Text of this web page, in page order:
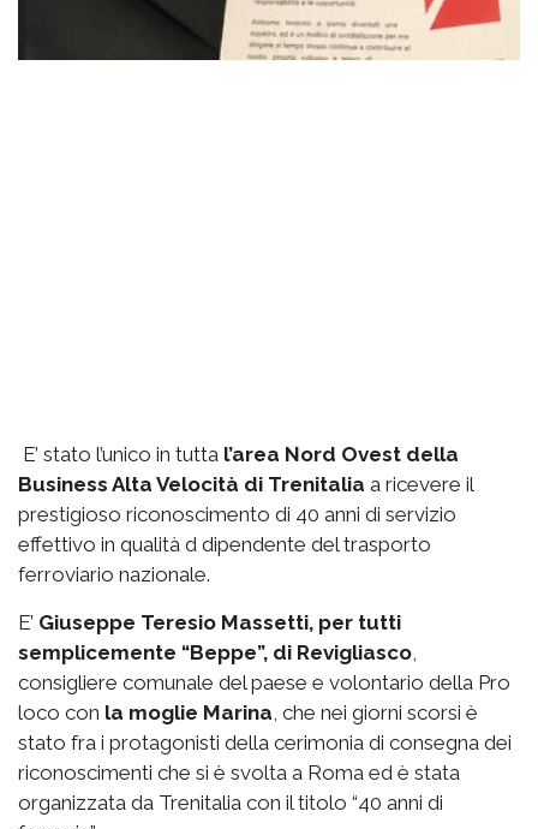
E’ stato l’unico in tutta l’area Nord Ovest della
Business Alta Velocità di Trenitalia a ricevere il
prestigioso riconoscimento di 40 anni di servizio
effettivo in qualità d dipendente del trasporto
ferroviario nazionale.
E’ Giuseppe Teresio Massetti, per tutti
semplicemente “Beppe”, di Revigliasco,
consigliere comunale del paese e volontario della Pro
loco con la moglie Marina, che nei giorni scorsi è
stato fra i protagonisti della cerimonia di consegna dei
riconoscimenti che si è svolta a Roma ed è stata
organizzata da Trenitalia con il titolo “40 anni di